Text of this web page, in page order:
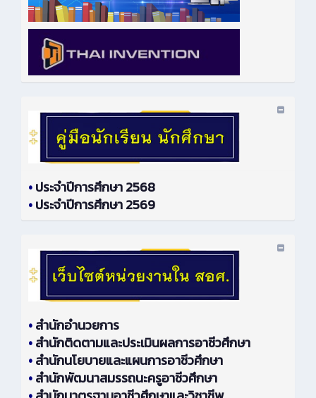
•ประจำปีการศึกษา 2568
•ประจำปีการศึกษา 2569
•สำนักอำนวยการ
•สำนักติดตามและประเมินผลการอาชีวศึกษา
•สำนักนโยบายและแผนการอาชีวศึกษา
•สำนักพัฒนาสมรรถนะครูอาชีวศึกษา